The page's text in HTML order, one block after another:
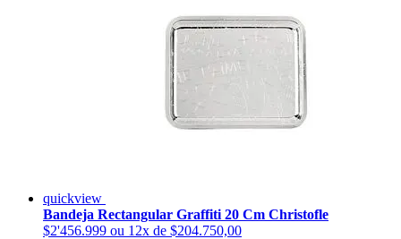
quickview
Bandeja Rectangular Graffiti 20 Cm Christofle
$2'456.999 ou 12x de $204.750,00